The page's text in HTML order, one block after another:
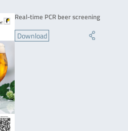
Real-time PCR beer screening
Download